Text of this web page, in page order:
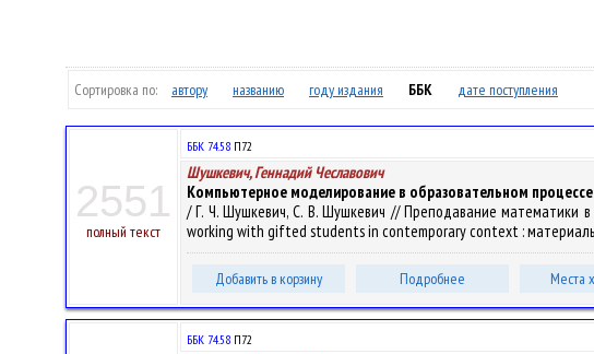
Сортировка по: автору названию году издания ББК дате поступления
2551
полный текст
ББК 74.58 П72
Шушкевич, Геннадий Чеславович
Компьютерное моделирование в образовательном процессе
/ Г. Ч. Шушкевич, С. В. Шушкевич // Преподавание математики
working with gifted students in contemporary context : материалы
Добавить в корзину Подробнее Места
ББК 74.58 П72